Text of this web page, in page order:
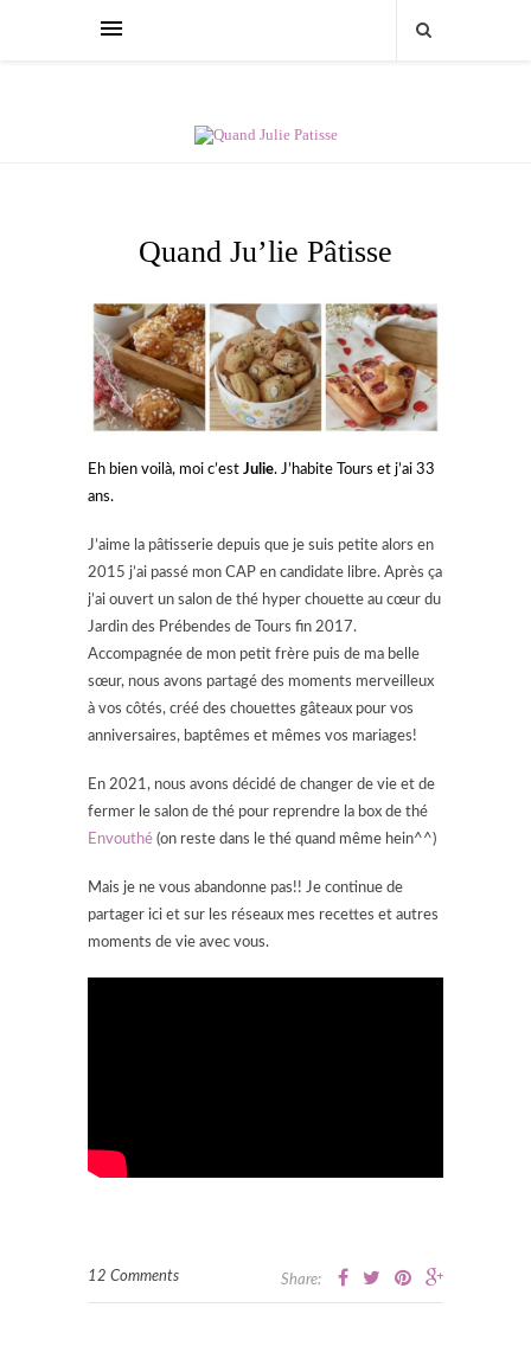
Quand Ju’lie Pâtisse
Eh bien voilà, moi c’est Julie. J’habite Tours et j’ai 33
ans.
J’aime la pâtisserie depuis que je suis petite alors en
2015 j’ai passé mon CAP en candidate libre. Après ça
j’ai ouvert un salon de thé hyper chouette au cœur du
Jardin des Prébendes de Tours fin 2017.
Accompagnée de mon petit frère puis de ma belle
sœur, nous avons partagé des moments merveilleux
à vos côtés, créé des chouettes gâteaux pour vos
anniversaires, baptêmes et mêmes vos mariages!
En 2021, nous avons décidé de changer de vie et de
fermer le salon de thé pour reprendre la box de thé
Envouthé (on reste dans le thé quand même hein^^)
Mais je ne vous abandonne pas!! Je continue de
partager ici et sur les réseaux mes recettes et autres
moments de vie avec vous.
12 Comments Share: